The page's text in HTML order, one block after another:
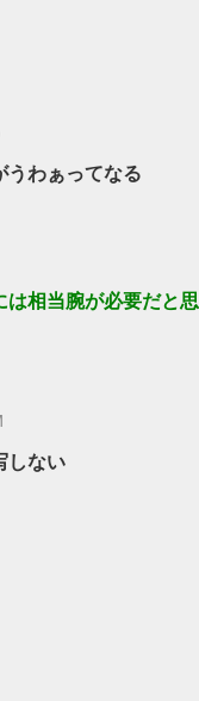
うわぁってなる
は相当腕が必要だと思
しない